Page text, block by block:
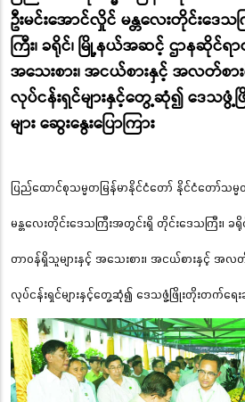
ဦးမင်းအောင်လှိုင် မန္တလေးတိုင်းဒေ
ကြီး၊ ခရိုင်၊ မြို့နယ်အဆင့် ဌာနဆိုင်ရ
အသေးစား၊ အငယ်စားနှင့် အလတ်စားစီ
လုပ်ငန်းရှင်များနှင့်တွေ့ဆုံ၍ ဒေသဖွံ့
များ ဆွေးနွေးပြောကြား
ပြည်ထောင်စုသမ္မတမြန်မာနိုင်ငံတော် နိုင်ငံတော်သမ္
မန္တလေးတိုင်းဒေသကြီးအတွင်းရှိ တိုင်းဒေသကြီး၊
တာဝန်ရှိသူများနှင့် အသေးစား၊ အငယ်စားနှင့် အလတ်စ
လုပ်ငန်းရှင်များနှင့်တွေ့ဆုံ၍ ဒေသဖွံ့ဖြိုးတိုးတက်ရေးဆိုင်